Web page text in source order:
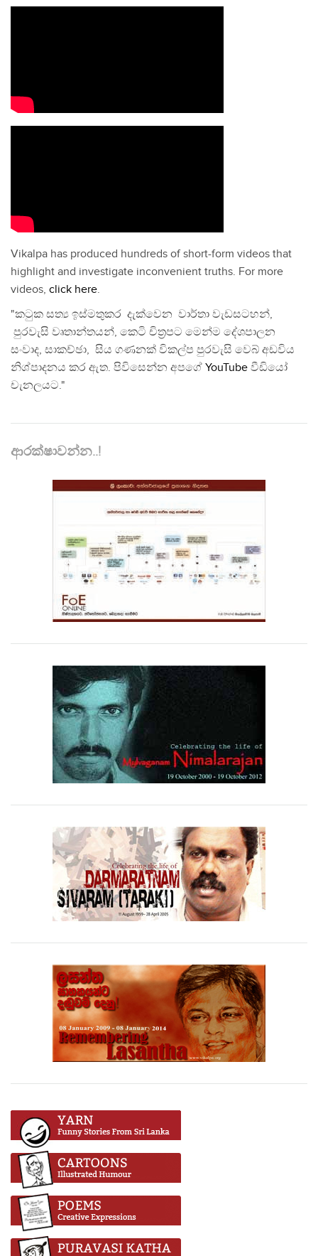
Vikalpa has produced hundreds of short-form videos that
highlight and investigate inconvenient truths. For more
videos, click here.
"කටුක සත්‍ය ඉස්මතුකර දැක්වෙන වාර්තා වැඩසටහන්,
පුරවැසි වෘතාන්තයන්, කෙටි චිත්‍රපට මෙන්ම දේශපාලන
සංවාද, සාකච්ඡා, සිය ගණනක් විකල්ප පුරවැසි වෙබ් අඩවිය
නිශ්පාදනය කර ඇත. පිවිසෙන්න අපගේ YouTube වීඩියෝ
චැනලයට."
ආරක්ෂාවන්න..!